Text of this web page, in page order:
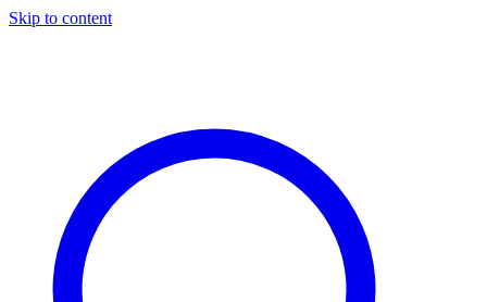
Skip to content